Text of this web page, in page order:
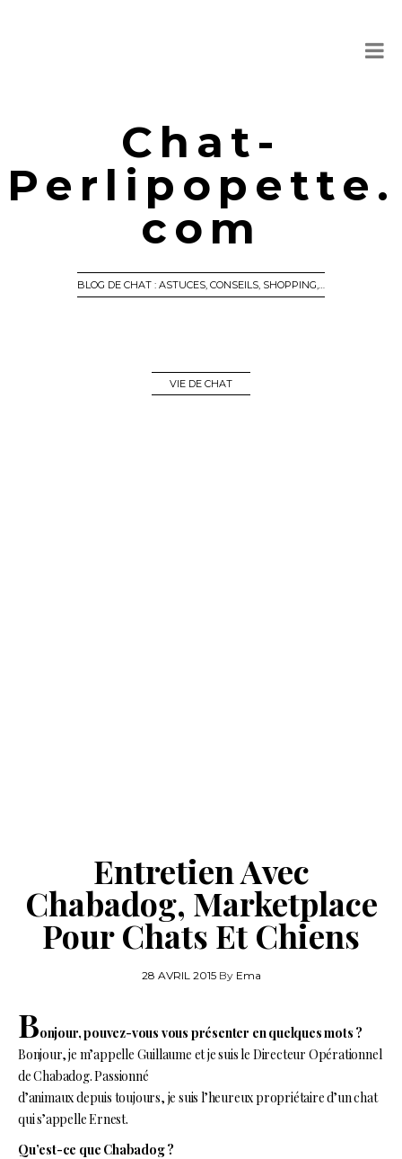
Chat-
Perlipopette.
com
BLOG DE CHAT : ASTUCES, CONSEILS, SHOPPING,…
VIE DE CHAT
Entretien Avec
Chabadog, Marketplace
Pour Chats Et Chiens
28 AVRIL 2015By Ema
Bonjour, pouvez-vous vous présenter en quelques mots ?
Bonjour, je m’appelle Guillaume et je suis le Directeur Opérationnel
de Chabadog. Passionné
d’animaux depuis toujours, je suis l’heureux propriétaire d’un chat
qui s’appelle Ernest.
Qu’est-ce que Chabadog ?